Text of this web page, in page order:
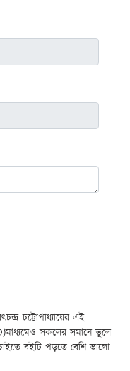
চট্টোপাধ্যায়ের এই
সকলের সমানে তুলে
বইটি পড়তে বেশি ভালো